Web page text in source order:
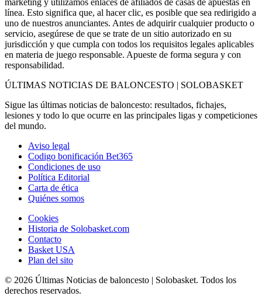
línea. Esto significa que, al hacer clic, es posible que sea redirigido a
uno de nuestros anunciantes. Antes de adquirir cualquier producto o
servicio, asegúrese de que se trate de un sitio autorizado en su
jurisdicción y que cumpla con todos los requisitos legales aplicables
en materia de juego responsable. Apueste de forma segura y con
responsabilidad.
ÚLTIMAS NOTICIAS DE BALONCESTO | SOLOBASKET
Sigue las últimas noticias de baloncesto: resultados, fichajes,
lesiones y todo lo que ocurre en las principales ligas y competiciones
del mundo.
Aviso legal
Codigo bonificación Bet365
Condiciones de uso
Política Editorial
Carta de ética
Quiénes somos
Cookies
Historia de Solobasket.com
Contacto
Basket USA
Plan del sito
© 2026 Últimas Noticias de baloncesto | Solobasket. Todos los
derechos reservados.